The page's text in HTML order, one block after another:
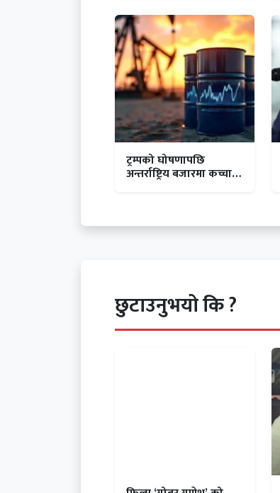
ट्रम्पको घोषणापछि
अन्तर्राष्ट्रिय बजारमा कच्चा
छुटाउनुभयो कि ?